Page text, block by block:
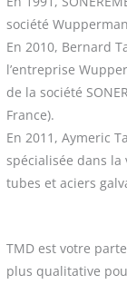
société
En 2010, Bernard
l’entreprise
de la société
France).
En 2011, Aymeric
spécialisée dans la
tubes et aciers
TMD est votre
plus qualitative